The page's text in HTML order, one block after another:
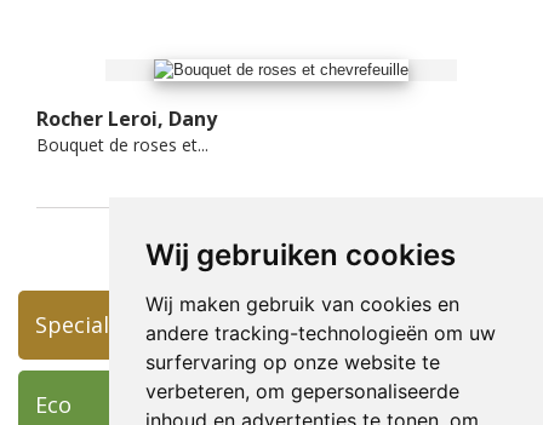
Wij gebruiken cookies
Wij maken gebruik van cookies en
andere tracking-technologieën om uw
surfervaring op onze website te
verbeteren, om gepersonaliseerde
inhoud en advertenties te tonen, om
Rocher Leroi, Dany
Bouquet de roses et...
Specials
Eco